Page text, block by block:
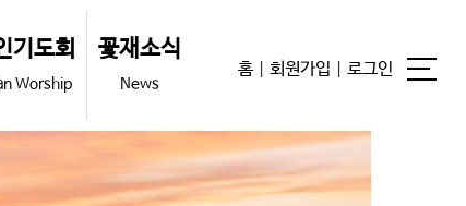
홈 회원가입 로그인
기도회
Worship
꽃재소식
News